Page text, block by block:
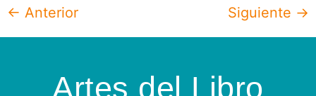
← Anterior Siguiente →
Artes del Libro